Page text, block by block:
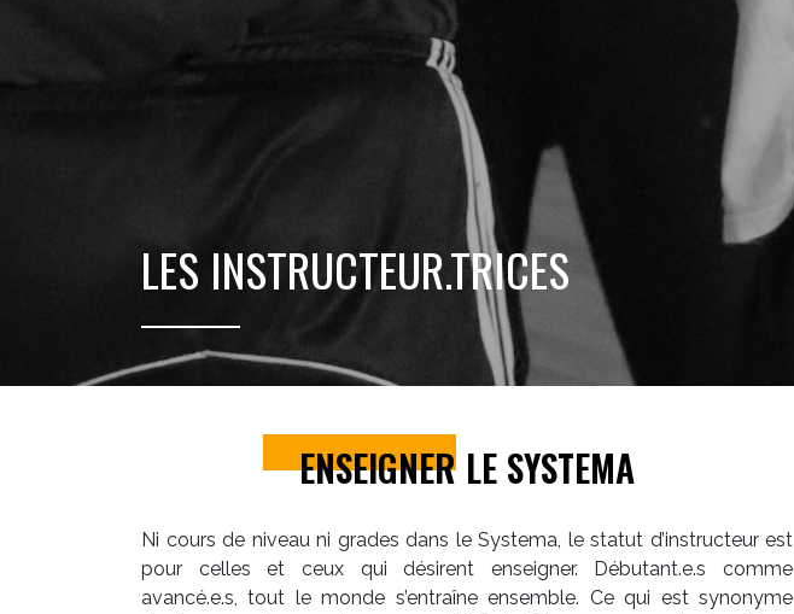
LES INSTRUCTEUR.TRICES
ENSEIGNER LE SYSTEMA
Ni cours de niveau ni grades dans le Systema, le statut d’instructeur est
pour celles et ceux qui désirent enseigner. Débutant.e.s comme
avancé.e.s, tout le monde s’entraîne ensemble. Ce qui est synonyme